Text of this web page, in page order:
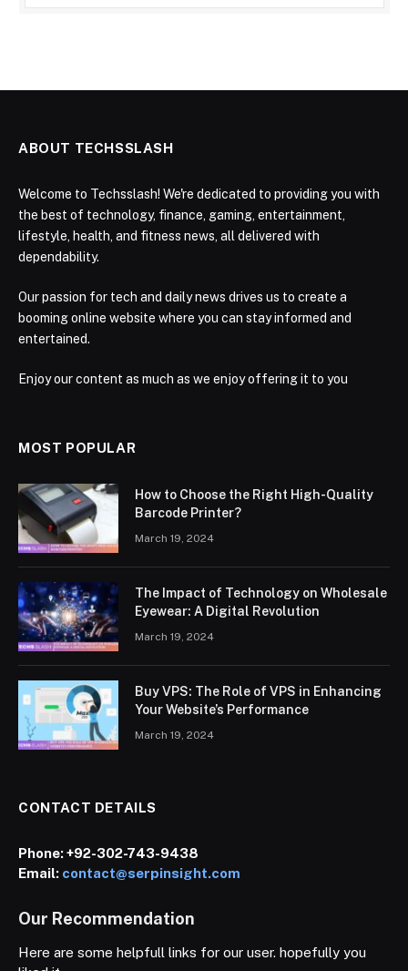
ABOUT TECHSSLASH
Welcome to Techsslash! We're dedicated to providing you with
the best of technology, finance, gaming, entertainment,
lifestyle, health, and fitness news, all delivered with
dependability.
Our passion for tech and daily news drives us to create a
booming online website where you can stay informed and
entertained.
Enjoy our content as much as we enjoy offering it to you
MOST POPULAR
How to Choose the Right High-Quality
Barcode Printer?
March 19, 2024
The Impact of Technology on Wholesale
Eyewear: A Digital Revolution
March 19, 2024
Buy VPS: The Role of VPS in Enhancing
Your Website’s Performance
March 19, 2024
CONTACT DETAILS
Phone:+92-302-743-9438
Email: contact@serpinsight.com
Our Recommendation
Here are some helpfull links for our user. hopefully you